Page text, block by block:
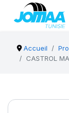
Accueil
CASTROL